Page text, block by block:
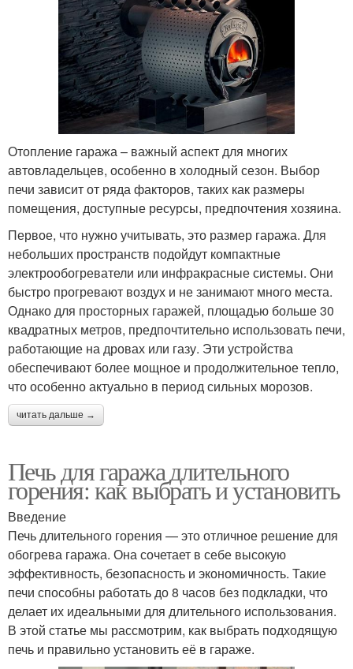
Отопление гаража – важный аспект для многих
автовладельцев, особенно в холодный сезон. Выбор
печи зависит от ряда факторов, таких как размеры
помещения, доступные ресурсы, предпочтения хозяина.
Первое, что нужно учитывать, это размер гаража. Для
небольших пространств подойдут компактные
электрообогреватели или инфракрасные системы. Они
быстро прогревают воздух и не занимают много места.
Однако для просторных гаражей, площадью больше 30
квадратных метров, предпочтительно использовать печи,
работающие на дровах или газу. Эти устройства
обеспечивают более мощное и продолжительное тепло,
что особенно актуально в период сильных морозов.
читать дальше →
Печь для гаража длительного
горения: как выбрать и установить
Введение
Печь длительного горения — это отличное решение для
обогрева гаража. Она сочетает в себе высокую
эффективность, безопасность и экономичность. Такие
печи способны работать до 8 часов без подкладки, что
делает их идеальными для длительного использования.
В этой статье мы рассмотрим, как выбрать подходящую
печь и правильно установить её в гараже.